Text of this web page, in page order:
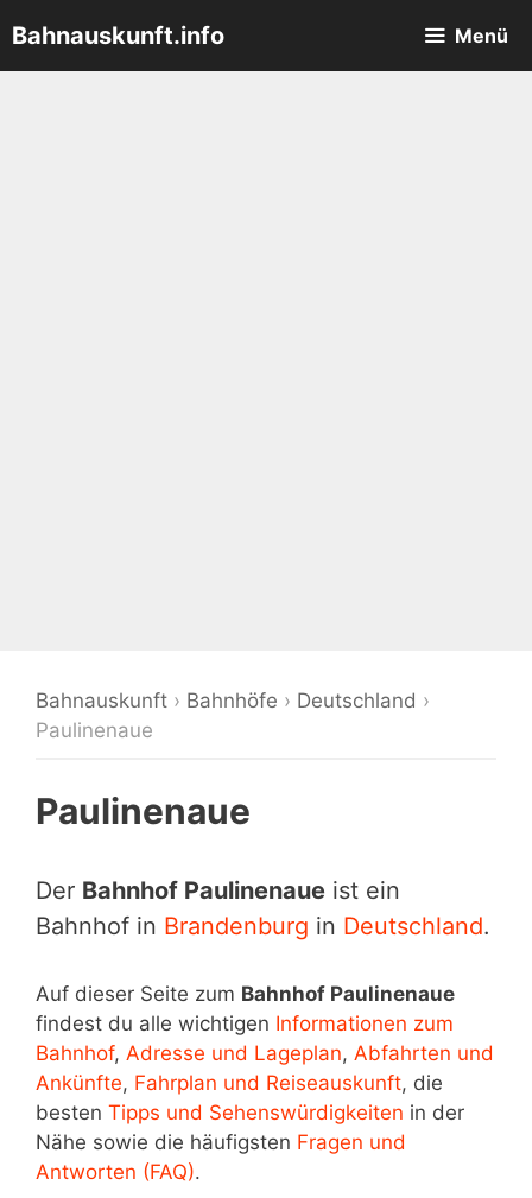
Inhalt
springen
Bahnauskunft.info Menü
Bahnauskunft › Bahnhöfe › Deutschland ›
Paulinenaue
Paulinenaue
Der Bahnhof Paulinenaue ist ein
Bahnhof in Brandenburg in Deutschland.
Auf dieser Seite zum Bahnhof Paulinenaue
findest du alle wichtigen Informationen zum
Bahnhof, Adresse und Lageplan, Abfahrten und
Ankünfte, Fahrplan und Reiseauskunft, die
besten Tipps und Sehenswürdigkeiten in der
Nähe sowie die häufigsten Fragen und
Antworten (FAQ).